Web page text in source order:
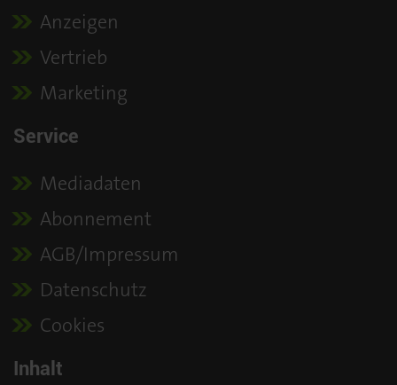
Anzeigen
Vertrieb
Marketing
Service
Mediadaten
Abonnement
AGB/Impressum
Datenschutz
Cookies
Inhalt